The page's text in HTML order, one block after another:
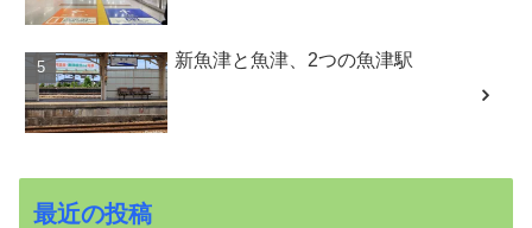
新魚津と魚津、2つの魚津駅
最近の投稿